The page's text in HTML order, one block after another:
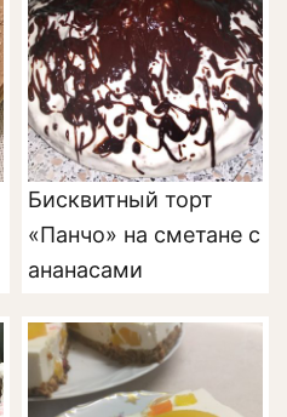
Бисквитный торт
«Панчо» на сметане с
ананасами